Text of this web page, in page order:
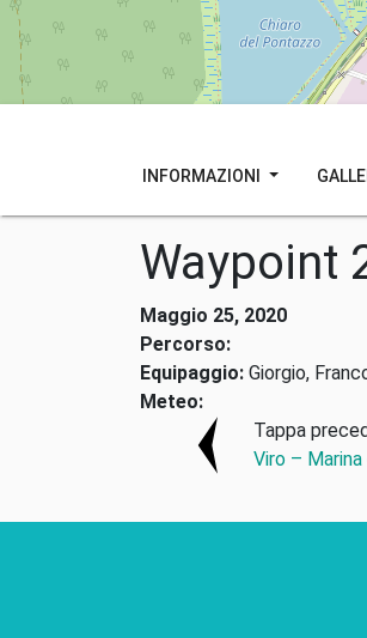
INFORMAZIONI
Waypoint
Maggio 25, 2020
Percorso:
Equipaggio: Giorgio,
Meteo:
Tappa
Viro – Marina